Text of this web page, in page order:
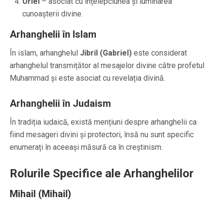
cunoașterii divine.
Arhanghelii în Islam
În islam, arhanghelul Jibril (Gabriel) este considerat
arhanghelul transmițător al mesajelor divine către profetul
Muhammad și este asociat cu revelația divină.
Arhanghelii în Judaism
În tradiția iudaică, există mențiuni despre arhanghelii ca
fiind mesageri divini și protectori, însă nu sunt specific
enumerați în aceeași măsură ca în creștinism.
Rolurile Specifice ale Arhanghelilor
Mihail (Mihail)